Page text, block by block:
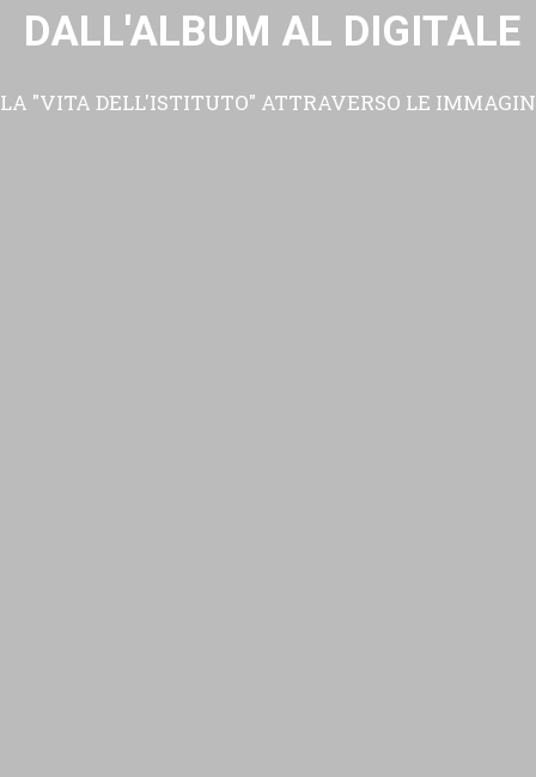
DALL'ALBUM AL DIGITALE
LA "VITA DELL'ISTITUTO" ATTRAVERSO LE